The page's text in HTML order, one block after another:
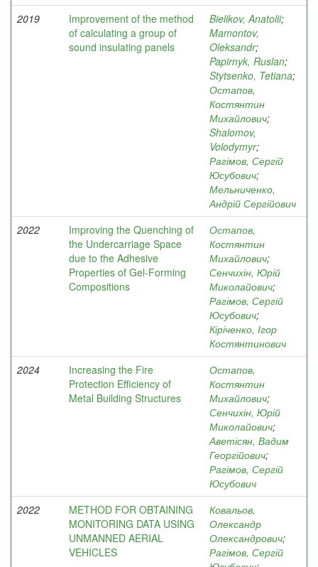
2019
Improvement of the method
of calculating a group of
sound insulating panels
Bielikov, Anatolii;
Mamontov,
Oleksandr;
Papirnyk, Ruslan;
Stytsenko, Tetiana;
Остапов,
Костянтин
Михайлович;
Shalomov,
Volodymyr;
Рагімов, Сергій
Юсубович;
Мельниченко,
Андрій Сергійович
2022
Improving the Quenching of
the Undercarriage Space
due to the Adhesive
Properties of Gel-Forming
Compositions
Остапов,
Костянтин
Михайлович;
Сенчихін, Юрій
Миколайович;
Рагімов, Сергій
Юсубович;
Кіріченко, Ігор
Костянтинович
2024
Increasing the Fire
Protection Efficiency of
Metal Building Structures
Остапов,
Костянтин
Михайлович;
Сенчихін, Юрій
Миколайович;
Аветісян, Вадим
Георгійович;
Рагімов, Сергій
Юсубович
2022
METHOD FOR OBTAINING
MONITORING DATA USING
UNMANNED AERIAL
VEHICLES
Ковальов,
Олександр
Олександрович;
Рагімов, Сергій